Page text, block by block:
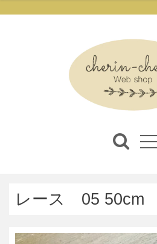
レース 05 50cm